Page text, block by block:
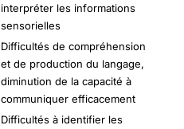
interpréter les informations
sensorielles
Difficultés de compréhension
et de production du langage,
diminution de la capacité à
communiquer efficacement
Difficultés à identifier les